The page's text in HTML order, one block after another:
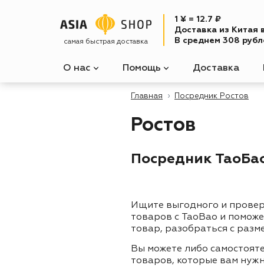
самая быстрая доставка
1 ¥ = 12.7 ₽
Доставка из Китая
В среднем 308
О нас Помощь Доставка
Главная Посредник Ростов
Ростов
Посредник
Ищите выгодного и
товаров с TaoBao и
товар, разобраться с
Вы можете либо
товаров, которые вам